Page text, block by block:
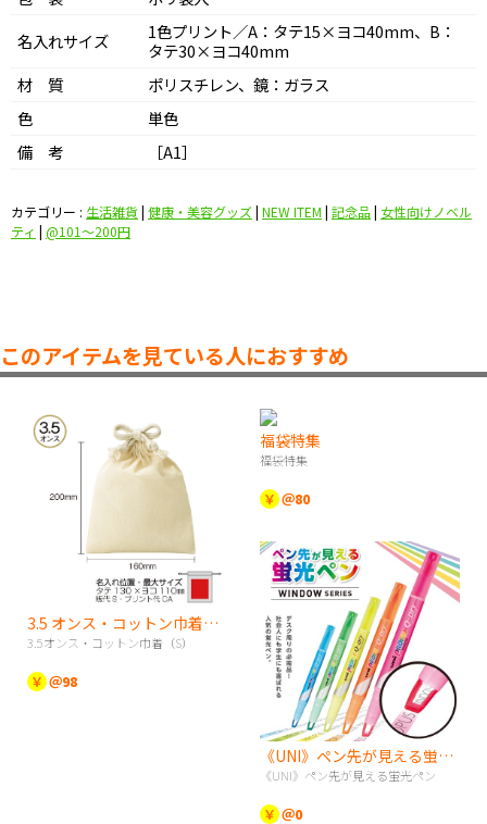
名入れサイズ
1色プリント／A：タテ15×ヨコ40mm、B：
タテ30×ヨコ40mm
材 質
ポリスチレン、鏡：ガラス
色
単色
備 考
［A1］
カテゴリー : 生活雑貨| 健康・美容グッズ| NEW ITEM | 記念品| 女性向けノベル
ティ | @101〜200円
このアイテムを見ている人におすすめ
3.5 オンス・コットン巾着（S）
3.5オンス・コットン巾着（S）
￥ ＠98
福袋特集
福袋特集
￥ ＠80
《UNI》ペン先が見える蛍光ペン
《UNI》ペン先が見える蛍光ペン
￥ ＠0